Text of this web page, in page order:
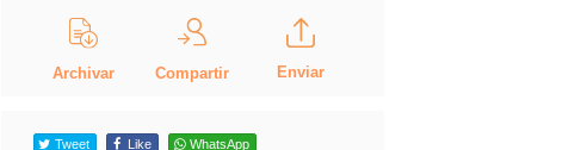
Archivar Compartir Enviar
Tweet Like WhatsApp